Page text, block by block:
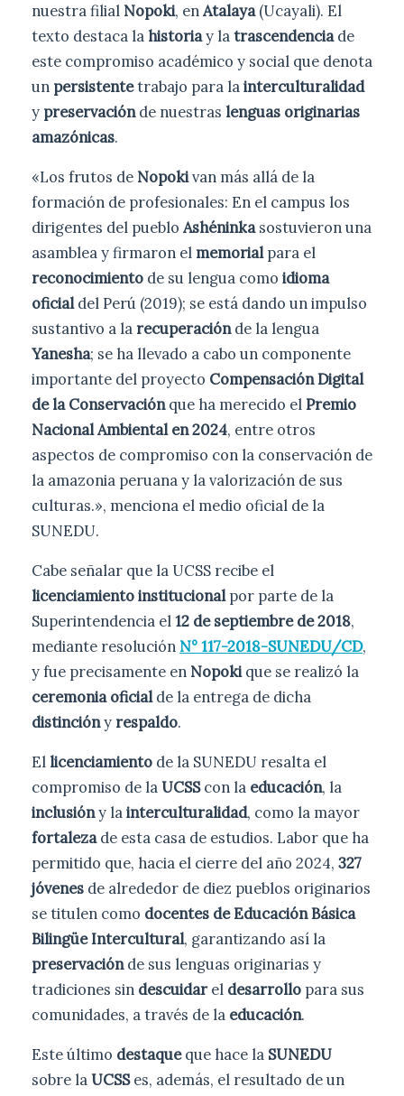
nuestra filial Nopoki, enAtalaya(Ucayali). El
texto destaca la historiay latrascendenciade
este compromiso académico y social que denota
un persistentetrabajo para lainterculturalidad
y preservaciónde nuestras lenguas originarias
amazónicas.
«Los frutos de Nopokivan más allá de la
formación de profesionales: En el campus los
dirigentes del pueblo Ashéninkasostuvieron una
asamblea y firmaron el memorialpara el
reconocimiento de su lengua como idioma
oficialdel Perú (2019); se está dando un impulso
sustantivo a la recuperaciónde la lengua
Yanesha; se ha llevado a cabo un componente
importante del proyecto Compensación Digital
de la Conservaciónque ha merecido elPremio
Nacional Ambiental en 2024, entre otros
aspectos de compromiso con la conservación de
la amazonia peruana y la valorización de sus
culturas.», menciona el medio oficial de la
SUNEDU.
Cabe señalar que la UCSS recibe el
licenciamiento institucionalpor parte de la
Superintendencia el12 de septiembre de 2018,
mediante resolución N° 117-2018-SUNEDU/CD,
y fue precisamente en Nopokique se realizó la
ceremonia oficialde la entrega de dicha
distincióny respaldo.
El licenciamiento de la SUNEDU resalta el
compromiso de laUCSScon la educación, la
inclusióny lainterculturalidad, como la mayor
fortalezade esta casa de estudios. Labor que ha
permitido que, hacia el cierre del año 2024, 327
jóvenes de alrededor de diez pueblos originarios
se titulen como docentes de Educación Básica
Bilingüe Intercultural, garantizando así la
preservaciónde sus lenguas originarias y
tradiciones sin descuidarel desarrollo para sus
comunidades, a través de la educación.
Este último destaqueque hace la SUNEDU
sobre laUCSSes, además, el resultado de un